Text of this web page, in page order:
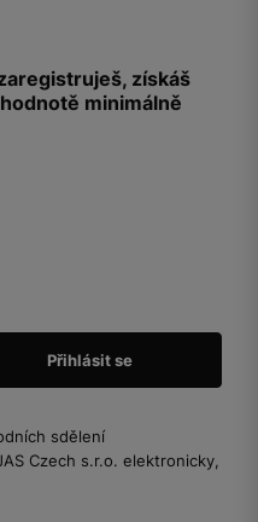
získáš
minimálně
sdělení
Czech s.r.o. elektronicky,